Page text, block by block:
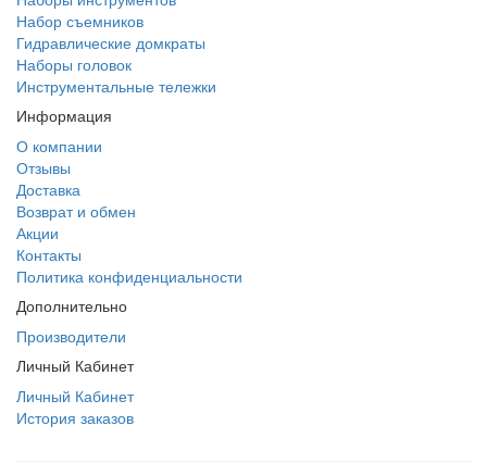
Набор съемников
Гидравлические домкраты
Наборы головок
Инструментальные тележки
Информация
О компании
Отзывы
Доставка
Возврат и обмен
Акции
Контакты
Политика конфиденциальности
Дополнительно
Производители
Личный Кабинет
Личный Кабинет
История заказов